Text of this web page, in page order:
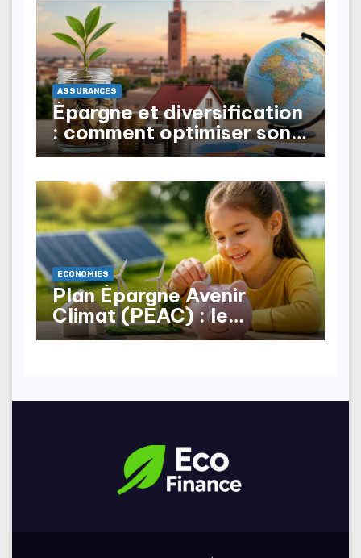
ASSURANCES
Épargne et diversification
: comment optimiser son
patrimoine au Maroc ?
ECONOMIES
Plan Épargne Avenir
Climat (PEAC) : le
nouveau produit pour les